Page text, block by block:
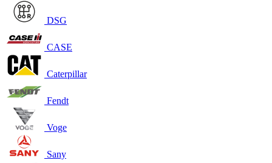
DSG
CASE
Caterpillar
Fendt
Voge
Sany